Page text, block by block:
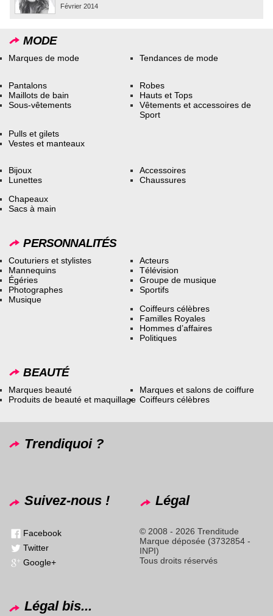
Février 2014
MODE
Marques de mode Tendances de mode
Pantalons
Maillots de bain
Sous-vêtements
Robes
Hauts et Tops
Vêtements et accessoires de
Sport
Pulls et gilets
Vestes et manteaux
Bijoux
Lunettes
Accessoires
Chaussures
Chapeaux
Sacs à main
PERSONNALITÉS
Couturiers et stylistes
Mannequins
Égéries
Photographes
Musique
Acteurs
Télévision
Groupe de musique
Sportifs
Coiffeurs célèbres
Familles Royales
Hommes d’affaires
Politiques
BEAUTÉ
Marques beauté
Produits de beauté et maquillage
Marques et salons de coiffure
Coiffeurs célèbres
Trendiquoi ?
Suivez-nous !
Facebook
Twitter
Google+
Légal
© 2008 - 2026 Trenditude
Marque déposée (3732854 -
INPI)
Tous droits réservés
Légal bis...